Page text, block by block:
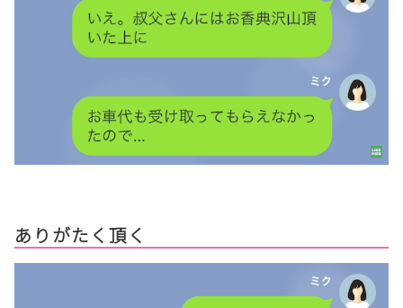
ありがたく頂く